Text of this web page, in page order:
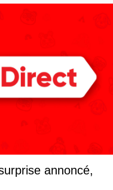
annoncé,